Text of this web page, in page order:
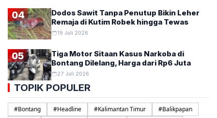
04
Dodos Sawit Tanpa Penutup Bikin Leher
Remaja di Kutim Robek hingga Tewas
19 Juli 2026
05
Tiga Motor Sitaan Kasus Narkoba di
Bontang Dilelang, Harga dari Rp6 Juta
27 Juli 2026
TOPIK POPULER
#Bontang #Headline #Kalimantan Timur #Balikpapan